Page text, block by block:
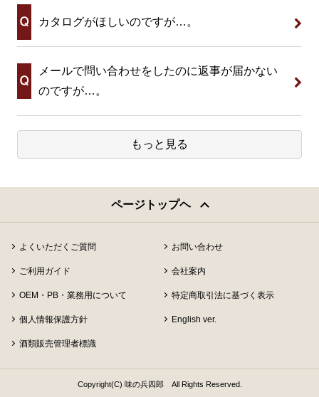
カタログがほしいのですが…。
メールで問い合わせをしたのに返事が届かない
のですが…。
もっと見る
ページトップヘ
よくいただくご質問 お問い合わせ
ご利用ガイド 会社案内
OEM・PB・業務用について 特定商取引法に基づく表示
個人情報保護方針 English ver.
酒類販売管理者標識
Copyright(C) 味の兵四郎 All Rights Reserved.